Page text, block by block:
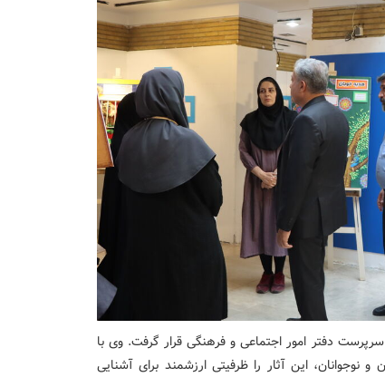
دفتر امور اجتماعی و فرهنگی قرار گرفت. وی با
این آثار را ظرفیتی ارزشمند برای آشنایی